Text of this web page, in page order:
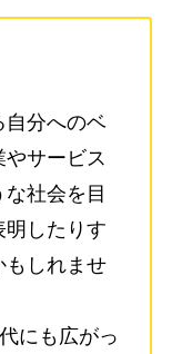
自分へのベ
サービス
社会を目
明したりす
もしれませ
にも広がっ